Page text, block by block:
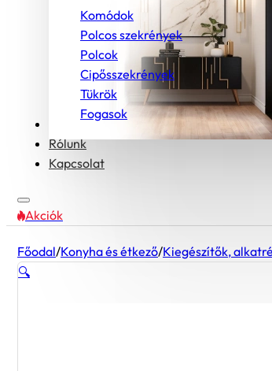
Komódok
Polcos szekrények
Polcok
Cipősszekrények
Tükrök
Fogasok
Bútorcsaládok
Rólunk
Kapcsolat
Akciók
Főodal/Konyha és étkező/Kiegészítők,
🔍